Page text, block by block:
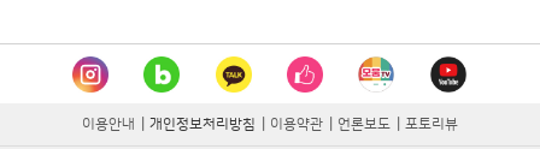
이용안내 개인정보처리방침 이용약관 언론보도 포토리뷰